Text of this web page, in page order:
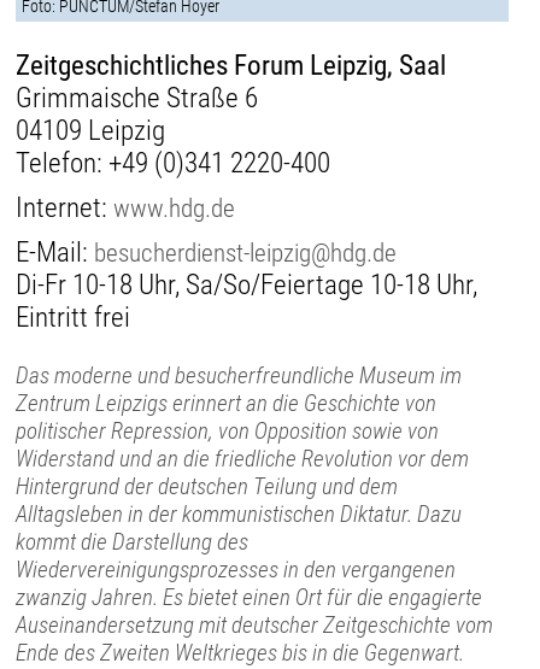
Foto: PUNCTUM/Stefan Hoyer
Zeitgeschichtliches Forum Leipzig, Saal
Grimmaische Straße 6
04109 Leipzig
Telefon: +49 (0)341 2220-400
Internet:www.hdg.de
E-Mail: besucherdienst-leipzig@hdg.de
Di-Fr 10-18 Uhr, Sa/So/Feiertage 10-18 Uhr,
Eintritt frei
Das moderne und besucherfreundliche Museum im
Zentrum Leipzigs erinnert an die Geschichte von
politischer Repression, von Opposition sowie von
Widerstand und an die friedliche Revolution vor dem
Hintergrund der deutschen Teilung und dem
Alltagsleben in der kommunistischen Diktatur. Dazu
kommt die Darstellung des
Wiedervereinigungsprozesses in den vergangenen
zwanzig Jahren. Es bietet einen Ort für die engagierte
Auseinandersetzung mit deutscher Zeitgeschichte vom
Ende des Zweiten Weltkrieges bis in die Gegenwart.